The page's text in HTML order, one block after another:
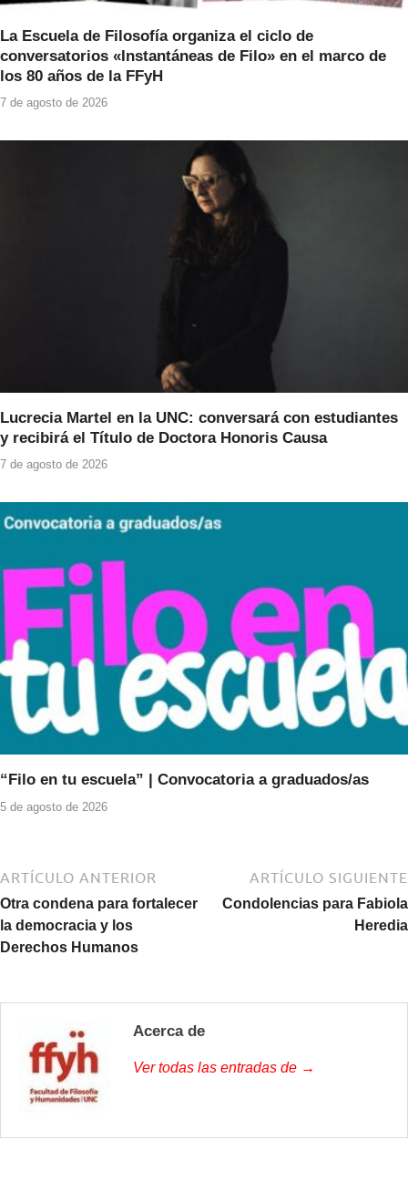
La Escuela de Filosofía organiza el ciclo de
conversatorios «Instantáneas de Filo» en el marco de
los 80 años de la FFyH
7 de agosto de 2026
Lucrecia Martel en la UNC: conversará con estudiantes
y recibirá el Título de Doctora Honoris Causa
7 de agosto de 2026
“Filo en tu escuela” | Convocatoria a graduados/as
5 de agosto de 2026
ARTÍCULO ANTERIOR
Otra condena para fortalecer
la democracia y los
Derechos Humanos
ARTÍCULO SIGUIENTE
Condolencias para Fabiola
Heredia
Acerca de
Ver todas las entradas de →